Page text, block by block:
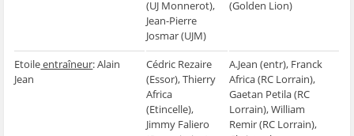
(UJ Monnerot),
Jean-Pierre
Josmar (UJM)
(Golden Lion)
Etoileentraîneur: Alain
Jean
Cédric Rezaire
(Essor), Thierry
Africa
(Etincelle),
Jimmy Faliero
A.Jean (entr), Franck
Africa (RC Lorrain),
Gaetan Petila (RC
Lorrain), William
Remir (RC Lorrain),